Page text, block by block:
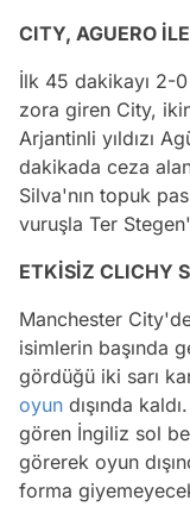
CITY, AGUERO
İlk 45 dakikayı 2-
zora giren City,
Arjantinli yıldızı
dakikada ceza
Silva'nın topuk
vuruşla Ter
ETKİSİZ CLICHY
Manchester
isimlerin başında
gördüğü iki sarı
oyun dışında
gören İngiliz sol
görerek oyun
forma